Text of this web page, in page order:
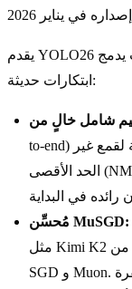
يقدم YOLO26 قفزة جيلية في الأداء وسهولة الاستخدام، حيث يدمج
ابتكارات حديثة:
to-end) أصلاً. من خلال القضاء على المعالجة اللاحقة لقمع غير
الحد الأقصى (NMS)، فإنه يوفر منطق نشر أسرع وأبسط—وهو
مُحسِّن MuSGD:
مثل Kimi K2 من Moonshot AI، يستخدم YOLO26 مزيجاً من
SGD و Muon. يضمن هذا المُحسِّن ديناميكيات تدريب مستقرة